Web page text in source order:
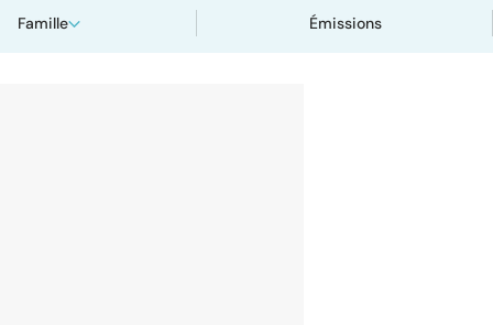
Famille Émissions